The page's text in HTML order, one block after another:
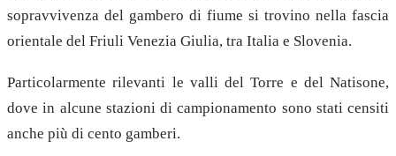
sopravvivenza del gambero di fiume si trovino nella fascia
orientale del Friuli Venezia Giulia, tra Italia e Slovenia.
Particolarmente rilevanti le valli del Torre e del Natisone,
dove in alcune stazioni di campionamento sono stati censiti
anche più di cento gamberi.